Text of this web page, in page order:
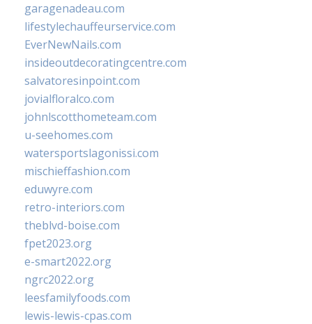
garagenadeau.com
lifestylechauffeurservice.com
EverNewNails.com
insideoutdecoratingcentre.com
salvatoresinpoint.com
jovialfloralco.com
johnlscotthometeam.com
u-seehomes.com
watersportslagonissi.com
mischieffashion.com
eduwyre.com
retro-interiors.com
theblvd-boise.com
fpet2023.org
e-smart2022.org
ngrc2022.org
leesfamilyfoods.com
lewis-lewis-cpas.com